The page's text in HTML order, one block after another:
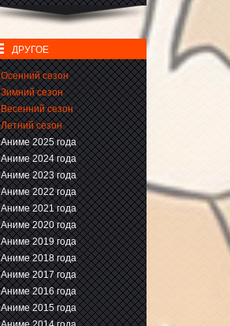
ДРУГОЕ
Осенний сезон
Зимний сезон
Весенний сезон
Летний сезон
Аниме 2025 года
Аниме 2024 года
Аниме 2023 года
Аниме 2022 года
Аниме 2021 года
Аниме 2020 года
Аниме 2019 года
Аниме 2018 года
Аниме 2017 года
Аниме 2016 года
Аниме 2015 года